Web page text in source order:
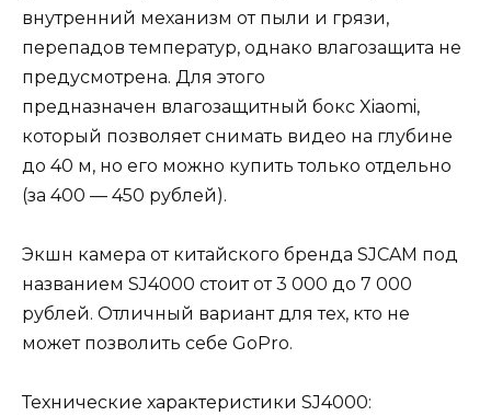
внутренний механизм от пыли и грязи,
перепадов температур, однако влагозащита не
предусмотрена. Для этого
предназначен влагозащитный бокс Xiaomi,
который позволяет снимать видео на глубине
до 40 м, но его можно купить только отдельно
(за 400 — 450 рублей).
Экшн камера от китайского бренда SJCAM под
названием SJ4000 стоит от 3 000 до 7 000
рублей. Отличный вариант для тех, кто не
может позволить себе GoPro.
Технические характеристики SJ4000: